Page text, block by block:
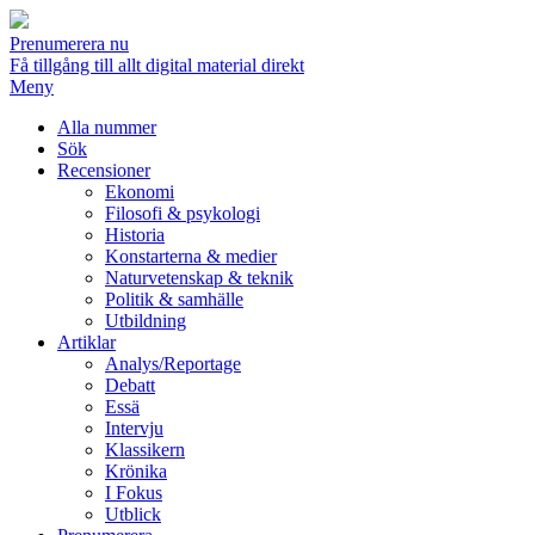
Prenumerera nu
Få tillgång till allt digital material direkt
Meny
Alla nummer
Sök
Recensioner
Ekonomi
Filosofi & psykologi
Historia
Konstarterna & medier
Naturvetenskap & teknik
Politik & samhälle
Utbildning
Artiklar
Analys/Reportage
Debatt
Essä
Intervju
Klassikern
Krönika
I Fokus
Utblick